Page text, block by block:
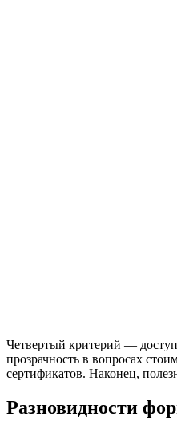
Четвертый критерий —
прозрачность в вопросах
сертификатов. Наконец,
Разновидности